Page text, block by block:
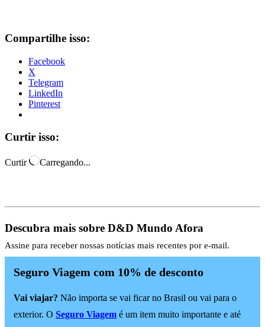
Compartilhe isso:
Facebook
X
Telegram
LinkedIn
Pinterest
Curtir isso:
Curtir Carregando...
Descubra mais sobre D&D Mundo Afora
Assine para receber nossas notícias mais recentes por e-mail.
Seguro Viagem com 10% de desconto
Vai viajar? Não importa se vai ficar no Brasil ou vai para o
exterior. O Seguro Viagem é um item muito importante e até